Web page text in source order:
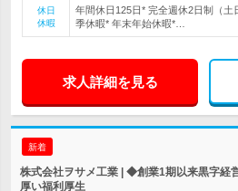
休日
休暇
年間休日125日* 完全週休2日制（土
季休暇* 年末年始休暇*…
求人詳細を見る
新着
株式会社ヲサメ工業 | ◆創業1期以来黒字
厚い福利厚生